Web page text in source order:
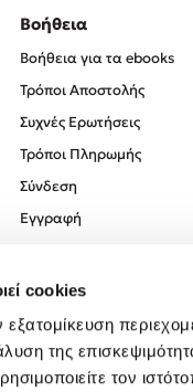
cookies
της
τον
Βοήθεια
Βοήθεια για τα ebooks
Τρόποι Αποστολής
Συχνές Ερωτήσεις
Τρόποι Πληρωμής
Σύνδεση
Εγγραφή